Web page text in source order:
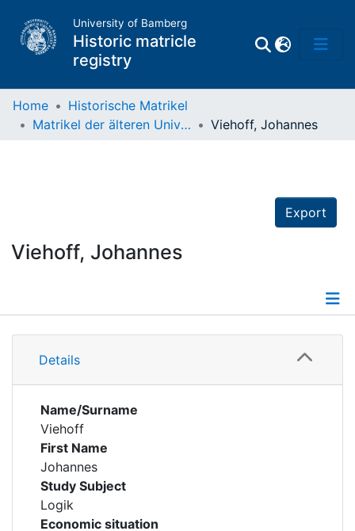
University of Bamberg
Historic matricle
registry
Home
Historische Matrikel
Matrikel der älteren Universität
Viehoff, Johannes
Export
Viehoff, Johannes
Details
Details
Name/Surname
Viehoff
First Name
Johannes
Study Subject
Logik
Economic situation